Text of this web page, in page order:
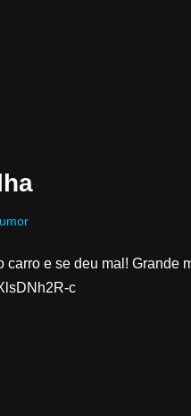
e se deu mal! Grande
c